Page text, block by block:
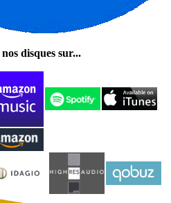
disques sur...